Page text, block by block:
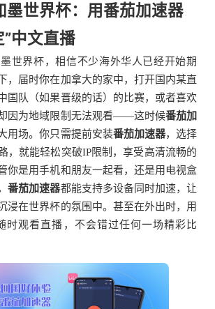
世界杯：用番茄加速器
”中文直播
世界杯，相信不少海外华人已经开始期
，届时你在加拿大的家中，打开国内某直
国队（如果晋级的话）的比赛，或者喜欢
因为地域限制无法观看——这时候番茄加
用场。你只需提前安装番茄加速器，选择
，就能轻松突破IP限制，享受高清流畅的
你是用手机和朋友一起看，还是用电视盒
番茄加速器都能支持多设备同时加速，让
浸在世界杯的氛围中。甚至在外出时，用
时观看直播，不会错过任何一场精彩比